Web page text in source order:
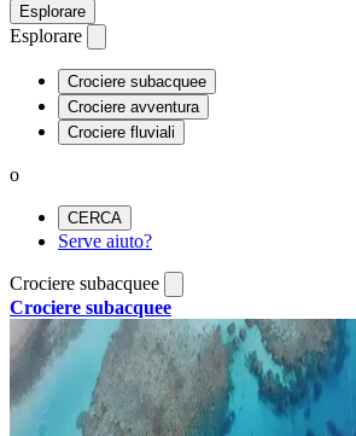
Esplorare
Esplorare
Crociere subacquee
Crociere avventura
Crociere fluviali
o
CERCA
Serve aiuto?
Crociere subacquee
Crociere subacquee